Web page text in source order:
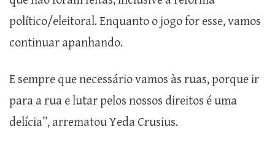
político/eleitoral. Enquanto o jogo for esse, vamos
continuar apanhando.
E sempre que necessário vamos às ruas, porque ir
para a rua e lutar pelos nossos direitos é uma
delícia”, arrematou Yeda Crusius.